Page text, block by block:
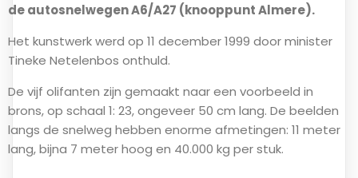
de autosnelwegen A6/A27 (knooppunt Almere).
Het kunstwerk werd op 11 december 1999 door minister
Tineke Netelenbos onthuld.
De vijf olifanten zijn gemaakt naar een voorbeeld in
brons, op schaal 1: 23, ongeveer 50 cm lang. De beelden
langs de snelweg hebben enorme afmetingen: 11 meter
lang, bijna 7 meter hoog en 40.000 kg per stuk.